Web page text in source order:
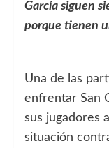
García siguen
porque tienen
Una de las
enfrentar San
sus jugadores
situación